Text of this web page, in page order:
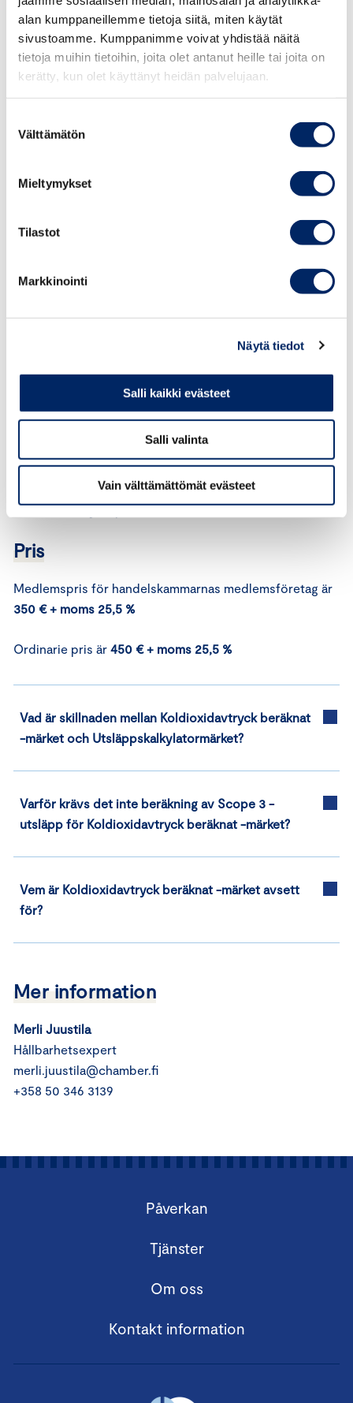
alan kumppaneillemme tietoja siitä, miten käytät
sivustoamme. Kumppanimme voivat yhdistää näitä
tietoja muihin tietoihin, joita olet antanut heille tai joita on
kerätty, kun olet käyttänyt heidän palvelujaan.
valinta
Välttämätön
Mieltymykset
Tilastot
Markkinointi
Näytä tiedot
Salli kaikki evästeet
Salli valinta
Vain välttämättömät evästeet
Med Koldioxidavtryck beräknat -märket kan du visa till
exempel finansiärer och dina kunder det aktuella
Beräkningsanvisningar
Anvisningar för användning av
kalkylatorn. Dessutom hjälper Centralhandelskammaren
företag att komma igång med beräkning av
koldioxidavtryck genom utbildningar i beräkning av
koldioxidavtryck (på finska).
Pris
Medlemspris för handelskammarnas medlemsföretag är
350 € + moms 25,5 %
Ordinarie pris är 450 € + moms 25,5 %
Vad är skillnaden mellan Koldioxidavtryck beräknat
-märket och Utsläppskalkylatormärket?
Varför krävs det inte beräkning av Scope 3 -
utsläpp för Koldioxidavtryck beräknat -märket?
Vem är Koldioxidavtryck beräknat -märket avsett
för?
Mer information
Merli Juustila
Hållbarhetsexpert
merli.juustila@chamber.fi
+358 50 346 3139
Påverkan
Tjänster
Om oss
Kontakt information